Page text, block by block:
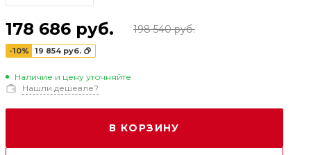
178 686 руб. 198 540 руб.
-10% 19 854 руб.
Наличие и цену уточняйте
Нашли дешевле?
В КОРЗИНУ